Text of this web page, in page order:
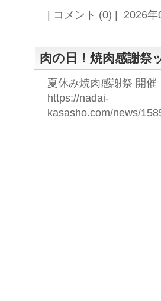
| コメント (0) | 2026年
肉の日！焼肉感謝祭
夏休み焼肉感謝祭 開催
https://nadai-
kasasho.com/news/